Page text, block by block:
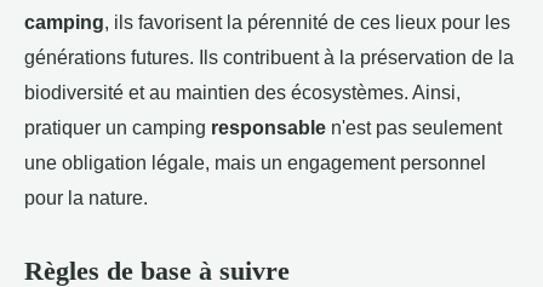
camping , ils favorisent la pérennité de ces lieux pour les
générations futures. Ils contribuent à la préservation de la
biodiversité et au maintien des écosystèmes. Ainsi,
pratiquer un camping responsable n'est pas seulement
une obligation légale, mais un engagement personnel
pour la nature.
Règles de base à suivre